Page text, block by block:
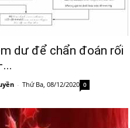
dư để chẩn đoán rối
- Thứ Ba, 08/12/2020 0